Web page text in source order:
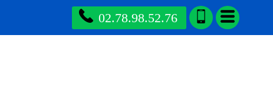
02.78.98.52.76